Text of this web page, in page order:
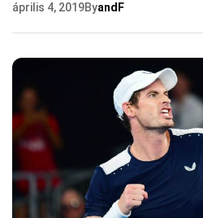
április 4, 2019ByandF